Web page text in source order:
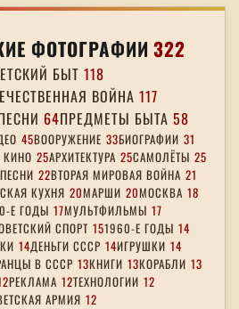
ФОТОГРАФИИ 322
БЫТ 118
ВОЙНА 117
64ПРЕДМЕТЫ БЫТА 58
45ВООРУЖЕНИЕ 33БИОГРАФИИ 31
КИНО 25АРХИТЕКТУРА 25САМОЛЁТЫ 25
22ВТОРАЯ МИРОВАЯ ВОЙНА 21
КУХНЯ 20МАРШИ 20МОСКВА 18
Е ГОДЫ 17МУЛЬТФИЛЬМЫ 17
СПОРТ 151960-Е ГОДЫ 14
14ДЕНЬГИ СССР 14ИГРУШКИ 14
В СССР 13КНИГИ 13КОРАБЛИ 13
РЕКЛАМА 12ТЕХНОЛОГИИ 12
АРМИЯ 12